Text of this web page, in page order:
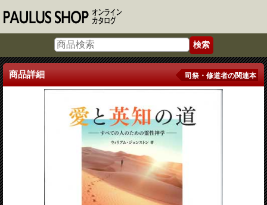
商品詳細 司祭・修道者の関連本